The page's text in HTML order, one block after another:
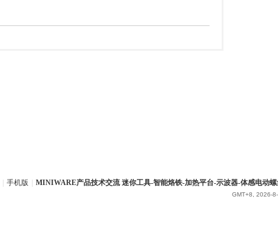
手机版 MINIWARE产品技术交流 迷你工具-智能烙铁-加热平台-示波器-体感电动
GMT+8, 2026-